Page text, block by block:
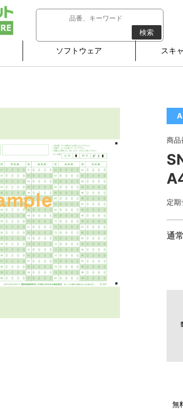
検索
ソフトウェア スキ
商
定期
通
無